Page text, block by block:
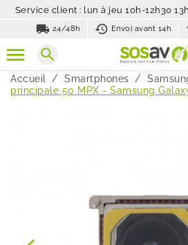
Service client : lun à jeu 10h-12h30
local_shipping 24/48h Envoi avant 14h
search
Accueil Smartphones
principale 50 MPX - Samsung